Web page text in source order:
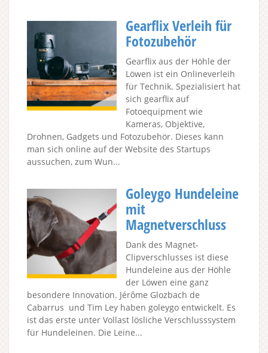
Gearflix Verleih für
Fotozubehör
Gearflix aus der Höhle der
Löwen ist ein Onlineverleih
für Technik. Spezialisiert hat
sich gearflix auf
Fotoequipment wie
Kameras, Objektive,
Drohnen, Gadgets und Fotozubehör. Dieses kann
man sich online auf der Website des Startups
aussuchen, zum Wun...
Goleygo Hundeleine
mit
Magnetverschluss
Dank des Magnet-
Clipverschlusses ist diese
Hundeleine aus der Höhle
der Löwen eine ganz
besondere Innovation. Jérôme Glozbach de
Cabarrus und Tim Ley haben goleygo entwickelt. Es
ist das erste unter Vollast lösliche Verschlusssystem
für Hundeleinen. Die Leine...